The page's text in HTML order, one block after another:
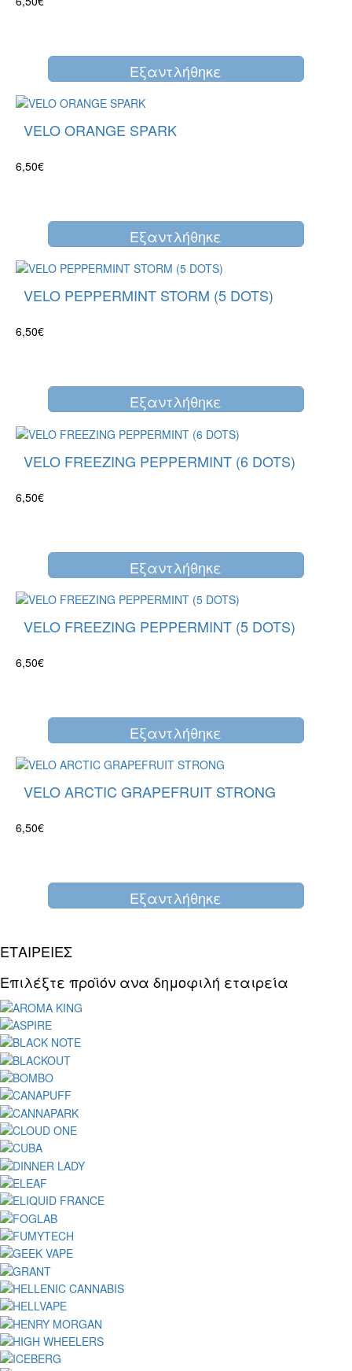
Eξαντλήθηκε
VELO ORANGE SPARK
6,50€
Eξαντλήθηκε
VELO PEPPERMINT STORM (5 DOTS)
6,50€
Eξαντλήθηκε
VELO FREEZING PEPPERMINT (6 DOTS)
6,50€
Eξαντλήθηκε
VELO FREEZING PEPPERMINT (5 DOTS)
6,50€
Eξαντλήθηκε
VELO ARCTIC GRAPEFRUIT STRONG
6,50€
Eξαντλήθηκε
ΕΤΑΙΡΕΙΕΣ
Επιλέξτε προϊόν ανα δημοφιλή εταιρεία